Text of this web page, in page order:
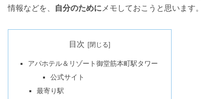
情報などを、
自分のために メモしておこうと思います。
目次
アパホテル＆リゾート御堂筋本町駅タワー
公式サイト
最寄り駅